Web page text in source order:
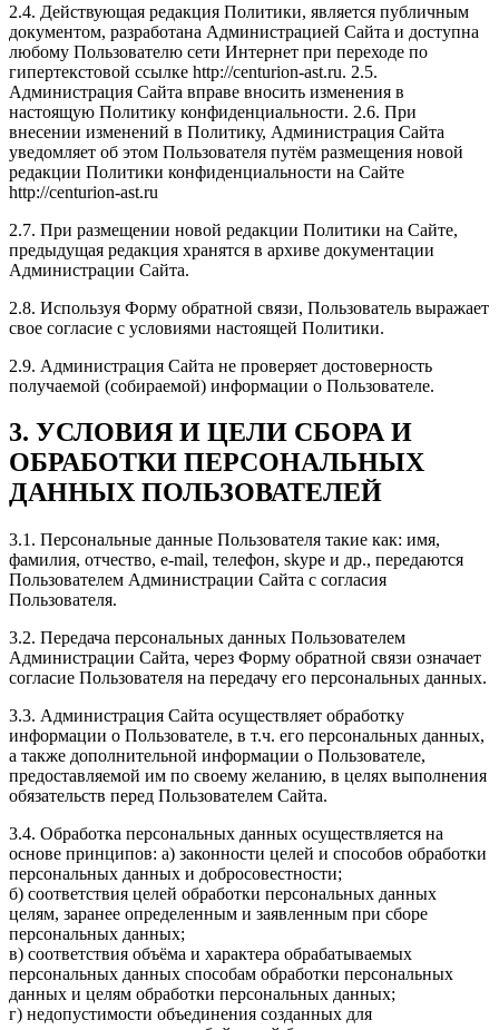
2.4. Действующая редакция Политики, является публичным
документом, разработана Администрацией Сайта и доступна
любому Пользователю сети Интернет при переходе по
гипертекстовой ссылке http://centurion-ast.ru. 2.5.
Администрация Сайта вправе вносить изменения в
настоящую Политику конфиденциальности. 2.6. При
внесении изменений в Политику, Администрация Сайта
уведомляет об этом Пользователя путём размещения новой
редакции Политики конфиденциальности на Сайте
http://centurion-ast.ru
2.7. При размещении новой редакции Политики на Сайте,
предыдущая редакция хранятся в архиве документации
Администрации Сайта.
2.8. Используя Форму обратной связи, Пользователь выражает
свое согласие с условиями настоящей Политики.
2.9. Администрация Сайта не проверяет достоверность
получаемой (собираемой) информации о Пользователе.
3. УСЛОВИЯ И ЦЕЛИ СБОРА И
ОБРАБОТКИ ПЕРСОНАЛЬНЫХ
ДАННЫХ ПОЛЬЗОВАТЕЛЕЙ
3.1. Персональные данные Пользователя такие как: имя,
фамилия, отчество, e-mail, телефон, skype и др., передаются
Пользователем Администрации Сайта с согласия
Пользователя.
3.2. Передача персональных данных Пользователем
Администрации Сайта, через Форму обратной связи означает
согласие Пользователя на передачу его персональных данных.
3.3. Администрация Сайта осуществляет обработку
информации о Пользователе, в т.ч. его персональных данных,
а также дополнительной информации о Пользователе,
предоставляемой им по своему желанию, в целях выполнения
обязательств перед Пользователем Сайта.
3.4. Обработка персональных данных осуществляется на
основе принципов: а) законности целей и способов обработки
персональных данных и добросовестности;
б) соответствия целей обработки персональных данных
целям, заранее определенным и заявленным при сборе
персональных данных;
в) соответствия объёма и характера обрабатываемых
персональных данных способам обработки персональных
данных и целям обработки персональных данных;
г) недопустимости объединения созданных для